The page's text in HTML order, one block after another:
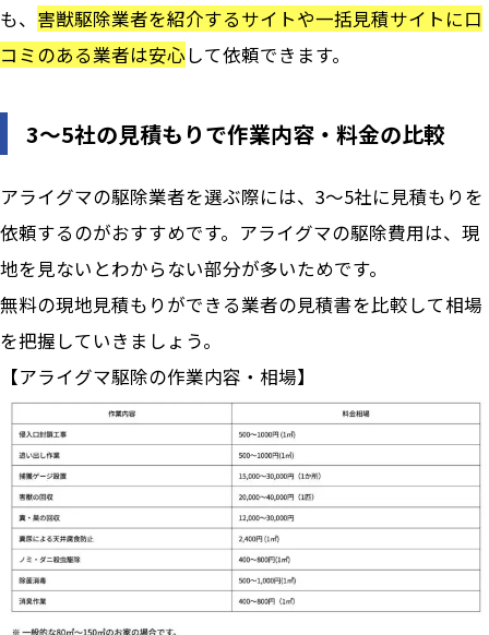
も、 害獣駆除業者を紹介するサイトや一括見積サイトに口
コミのある業者は安心して依頼できます。
3～5社の見積もりで作業内容・料金の比較
アライグマの駆除業者を選ぶ際には、3～5社に見積もりを
依頼するのがおすすめです。アライグマの駆除費用は、現
地を見ないとわからない部分が多いためです。
無料の現地見積もりができる業者の見積書を比較して相場
を把握していきましょう。
【アライグマ駆除の作業内容・相場】